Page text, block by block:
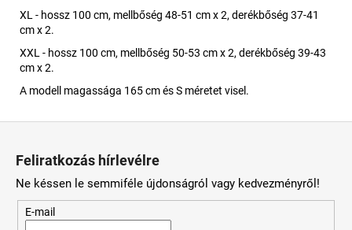
XL - hossz 100 cm, mellbőség 48-51 cm x 2, derékbőség 37-41
cm x 2.
XXL - hossz 100 cm, mellbőség 50-53 cm x 2, derékbőség 39-43
cm x 2.
A modell magassága 165 cm és S méretet visel.
Feliratkozás hírlevélre
Ne késsen le semmiféle újdonságról vagy kedvezményről!
E-mail